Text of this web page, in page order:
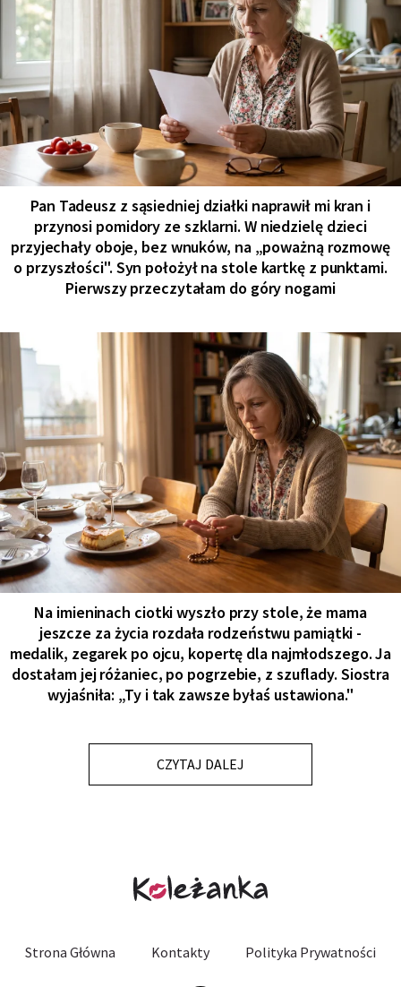
Pan Tadeusz z sąsiedniej działki naprawił mi kran i
przynosi pomidory ze szklarni. W niedzielę dzieci
przyjechały oboje, bez wnuków, na „poważną rozmowę
o przyszłości". Syn położył na stole kartkę z punktami.
Pierwszy przeczytałam do góry nogami
Na imieninach ciotki wyszło przy stole, że mama
jeszcze za życia rozdała rodzeństwu pamiątki -
medalik, zegarek po ojcu, kopertę dla najmłodszego. Ja
dostałam jej różaniec, po pogrzebie, z szuflady. Siostra
wyjaśniła: „Ty i tak zawsze byłaś ustawiona."
CZYTAJ DALEJ
Strona Główna Kontakty Polityka Prywatności